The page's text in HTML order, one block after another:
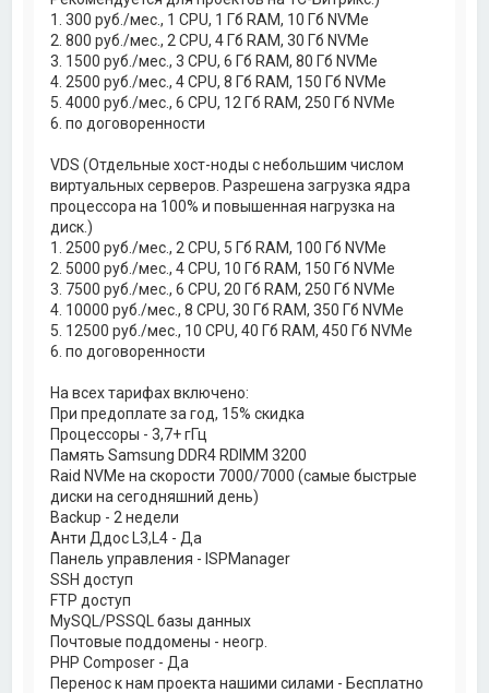
1. 300 руб./мес., 1 CPU, 1 Гб RAM, 10 Гб NVMe
2. 800 руб./мес., 2 CPU, 4 Гб RAM, 30 Гб NVMe
3. 1500 руб./мес., 3 CPU, 6 Гб RAM, 80 Гб NVMe
4. 2500 руб./мес., 4 CPU, 8 Гб RAM, 150 Гб NVMe
5. 4000 руб./мес., 6 CPU, 12 Гб RAM, 250 Гб NVMe
6. по договоренности
VDS (Отдельные хост-ноды с небольшим числом
виртуальных серверов. Разрешена загрузка ядра
процессора на 100% и повышенная нагрузка на
диск.)
1. 2500 руб./мес., 2 CPU, 5 Гб RAM, 100 Гб NVMe
2. 5000 руб./мес., 4 CPU, 10 Гб RAM, 150 Гб NVMe
3. 7500 руб./мес., 6 CPU, 20 Гб RAM, 250 Гб NVMe
4. 10000 руб./мес., 8 CPU, 30 Гб RAM, 350 Гб NVMe
5. 12500 руб./мес., 10 CPU, 40 Гб RAM, 450 Гб NVMe
6. по договоренности
На всех тарифах включено:
При предоплате за год, 15% скидка
Процессоры - 3,7+ гГц
Память Samsung DDR4 RDIMM 3200
Raid NVMe на скорости 7000/7000 (самые быстрые
диски на сегодняшний день)
Backup - 2 недели
Анти Ддос L3,L4 - Да
Панель управления - ISPManager
SSH доступ
FTP доступ
MySQL/PSSQL базы данных
Почтовые поддомены - неогр.
PHP Composer - Да
Перенос к нам проекта нашими силами - Бесплатно